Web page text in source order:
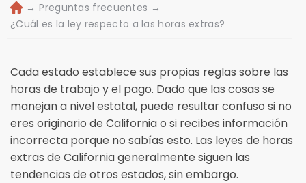
Ini
ci
→ Preguntas frecuentes →
¿Cuál es la ley respecto a las horas extras?
Cada estado establece sus propias reglas sobre las
horas de trabajo y el pago. Dado que las cosas se
manejan a nivel estatal, puede resultar confuso si no
eres originario de California o si recibes información
incorrecta porque no sabías esto. Las leyes de horas
extras de California generalmente siguen las
tendencias de otros estados, sin embargo.